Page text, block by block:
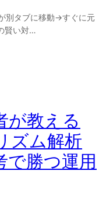
別タブに移動→すぐに元
賢い対…
が教える
ズム解析
で勝つ運用